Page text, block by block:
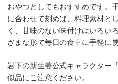
おやつとしてもおすすめです。
に合わせて刻めば、料理素材と
く、甘味のない味付けはいろい
ざまな形で毎日の食卓に手軽に使
岩下の新生姜公式キャラクター
似品にご注意ください。